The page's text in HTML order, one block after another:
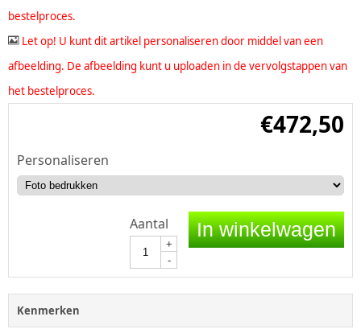
bestelproces.
Let op! U kunt dit artikel personaliseren door middel van een
afbeelding. De afbeelding kunt u uploaden in de vervolgstappen van
het bestelproces.
€472,50
Personaliseren
Aantal
+
-
In winkelwagen
Kenmerken